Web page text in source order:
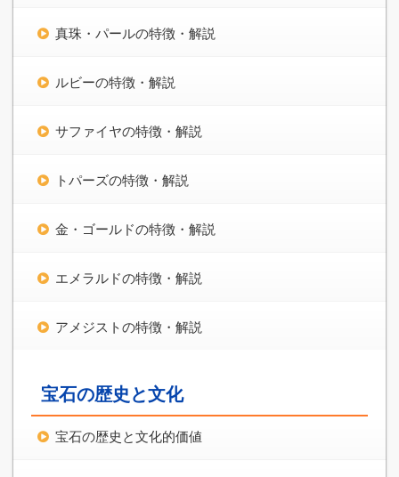
真珠・パールの特徴・解説
ルビーの特徴・解説
サファイヤの特徴・解説
トパーズの特徴・解説
金・ゴールドの特徴・解説
エメラルドの特徴・解説
アメジストの特徴・解説
宝石の歴史と文化
宝石の歴史と文化的価値